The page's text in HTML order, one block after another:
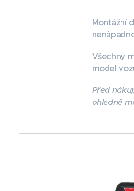
Montážní
Všechny
model
Před
ohledně